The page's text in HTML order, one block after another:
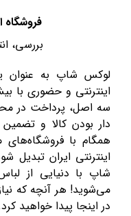
بررسی،
لوکس شاپ به عنوان
اینترنتی و حضوری با
سه اصل، پرداخت در
دار بودن کالا و
همگام با فروشگاه‌های
اینترنتی ایران
شاپ با دنیایی از
می‌شوید! هر آنچه که
در اینجا پیدا خواهید